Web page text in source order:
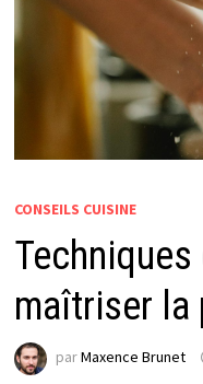
CONSEILS CUISINE
maîtriser la
parMaxence Brunet